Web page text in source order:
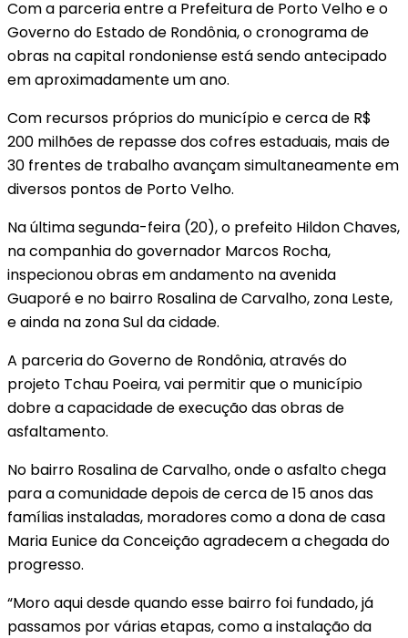
Com a parceria entre a Prefeitura de Porto Velho e o
Governo do Estado de Rondônia, o cronograma de
obras na capital rondoniense está sendo antecipado
em aproximadamente um ano.
Com recursos próprios do município e cerca de R$
200 milhões de repasse dos cofres estaduais, mais de
30 frentes de trabalho avançam simultaneamente em
diversos pontos de Porto Velho.
Na última segunda-feira (20), o prefeito Hildon Chaves,
na companhia do governador Marcos Rocha,
inspecionou obras em andamento na avenida
Guaporé e no bairro Rosalina de Carvalho, zona Leste,
e ainda na zona Sul da cidade.
A parceria do Governo de Rondônia, através do
projeto Tchau Poeira, vai permitir que o município
dobre a capacidade de execução das obras de
asfaltamento.
No bairro Rosalina de Carvalho, onde o asfalto chega
para a comunidade depois de cerca de 15 anos das
famílias instaladas, moradores como a dona de casa
Maria Eunice da Conceição agradecem a chegada do
progresso.
“Moro aqui desde quando esse bairro foi fundado, já
passamos por várias etapas, como a instalação da